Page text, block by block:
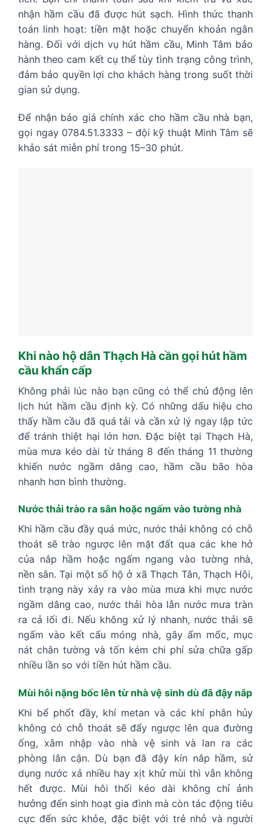
nhận hầm cầu đã được hút sạch. Hình thức thanh
toán linh hoạt: tiền mặt hoặc chuyển khoản ngân
hàng. Đối với dịch vụ hút hầm cầu, Minh Tâm bảo
hành theo cam kết cụ thể tùy tình trạng công trình,
đảm bảo quyền lợi cho khách hàng trong suốt thời
gian sử dụng.
Để nhận báo giá chính xác cho hầm cầu nhà bạn,
gọi ngay 0784.51.3333 – đội kỹ thuật Minh Tâm sẽ
khảo sát miễn phí trong 15–30 phút.
Khi nào hộ dân Thạch Hà cần gọi hút hầm
cầu khẩn cấp
Không phải lúc nào bạn cũng có thể chủ động lên
lịch hút hầm cầu định kỳ. Có những dấu hiệu cho
thấy hầm cầu đã quá tải và cần xử lý ngay lập tức
để tránh thiệt hại lớn hơn. Đặc biệt tại Thạch Hà,
mùa mưa kéo dài từ tháng 8 đến tháng 11 thường
khiến nước ngầm dâng cao, hầm cầu bão hòa
nhanh hơn bình thường.
Nước thải trào ra sân hoặc ngấm vào tường nhà
Khi hầm cầu đầy quá mức, nước thải không có chỗ
thoát sẽ trào ngược lên mặt đất qua các khe hở
của nắp hầm hoặc ngấm ngang vào tường nhà,
nền sân. Tại một số hộ ở xã Thạch Tân, Thạch Hội,
tình trạng này xảy ra vào mùa mưa khi mực nước
ngầm dâng cao, nước thải hòa lẫn nước mưa tràn
ra cả lối đi. Nếu không xử lý nhanh, nước thải sẽ
ngấm vào kết cấu móng nhà, gây ẩm mốc, mục
nát chân tường và tốn kém chi phí sửa chữa gấp
nhiều lần so với tiền hút hầm cầu.
Mùi hôi nặng bốc lên từ nhà vệ sinh dù đã đậy nắp
Khi bể phốt đầy, khí metan và các khí phân hủy
không có chỗ thoát sẽ đẩy ngược lên qua đường
ống, xâm nhập vào nhà vệ sinh và lan ra các
phòng lân cận. Dù bạn đã đậy kín nắp hầm, sử
dụng nước xả nhiều hay xịt khử mùi thì vẫn không
hết được. Mùi hôi thối kéo dài không chỉ ảnh
hưởng đến sinh hoạt gia đình mà còn tác động tiêu
cực đến sức khỏe, đặc biệt với trẻ nhỏ và người